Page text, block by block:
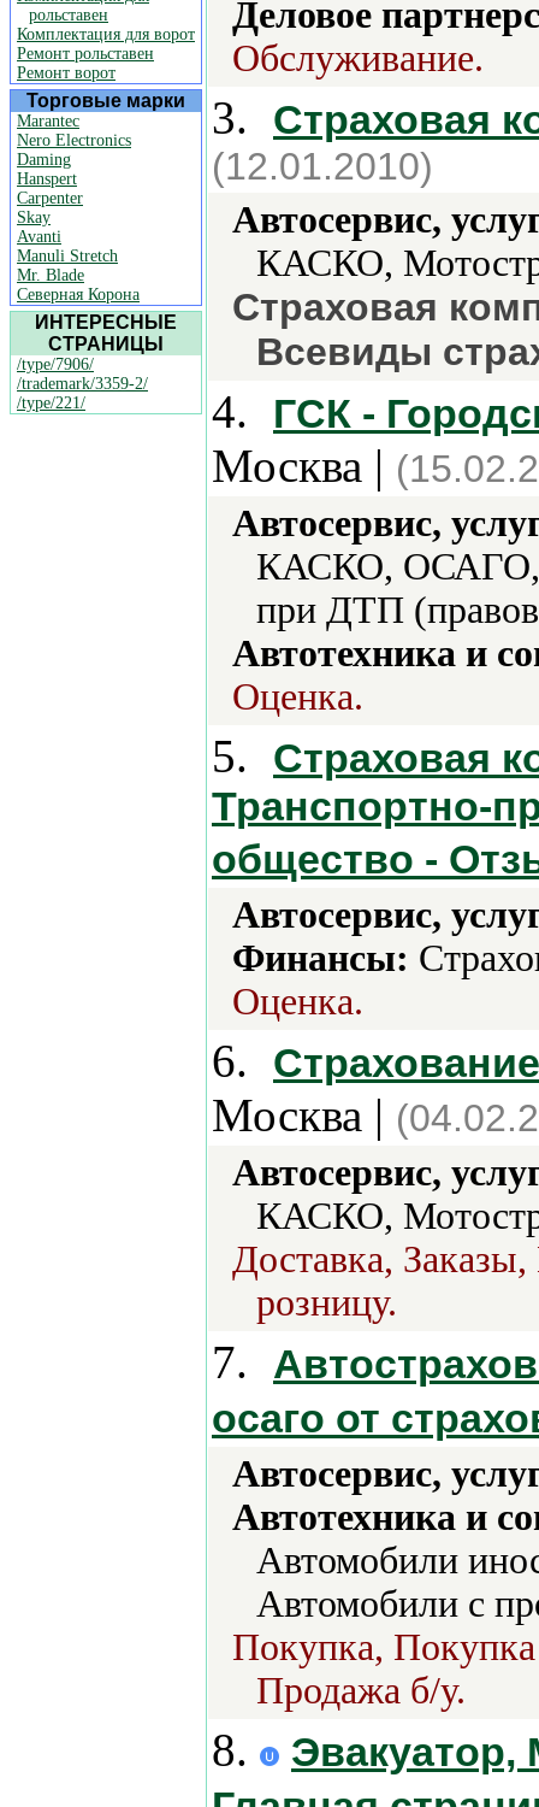
рольставен
Комплектация для ворот
Ремонт рольставен
Ремонт ворот
Торговые марки
Marantec
Nero Electronics
Daming
Hanspert
Carpenter
Skay
Avanti
Manuli Stretch
Mr. Blade
Северная Корона
ИНТЕРЕСНЫЕ
СТРАНИЦЫ
/type/7906/
/trademark/3359-2/
/type/221/
Деловое
Обслуживание.
3. Страховая
(12.01.2010)
Автосервис,
КАСКО,
Страховая
Всевиды
4. ГСК -
Москва |
Автосервис,
КАСКО, ОСАГО,
при ДТП
Автотехника и
Оценка.
5.
Страховая
Транспортно-
общество -
Автосервис,
Финансы:
Оценка.
6.
Москва |
Автосервис,
КАСКО,
Доставка,
розницу.
7.
осаго от
Автосервис,
Автотехника и
Автомобили
Автомобили с
Покупка,
Продажа б/у.
8.
Эвакуатор,